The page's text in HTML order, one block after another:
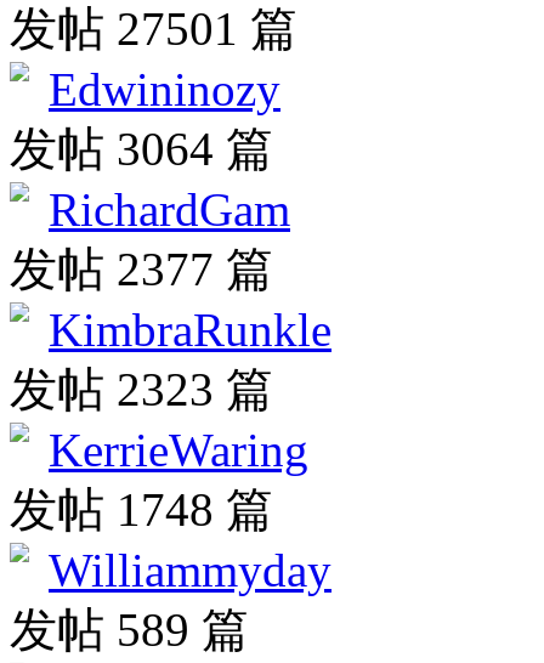
发帖 27501 篇
Edwininozy
发帖 3064 篇
RichardGam
发帖 2377 篇
KimbraRunkle
发帖 2323 篇
KerrieWaring
发帖 1748 篇
Williammyday
发帖 589 篇